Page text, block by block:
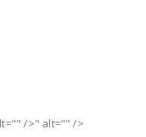
/>" alt="" />